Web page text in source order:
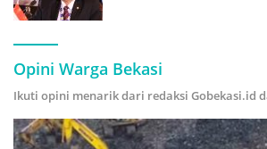
Opini Warga Bekasi
Ikuti opini menarik dari redaksi Gobekasi.id